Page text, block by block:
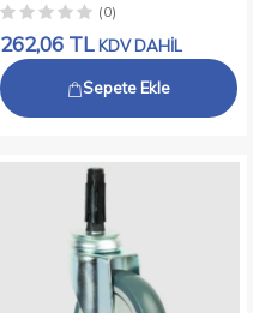
(0)
262,06 TL KDV DAHİL
Sepete Ekle